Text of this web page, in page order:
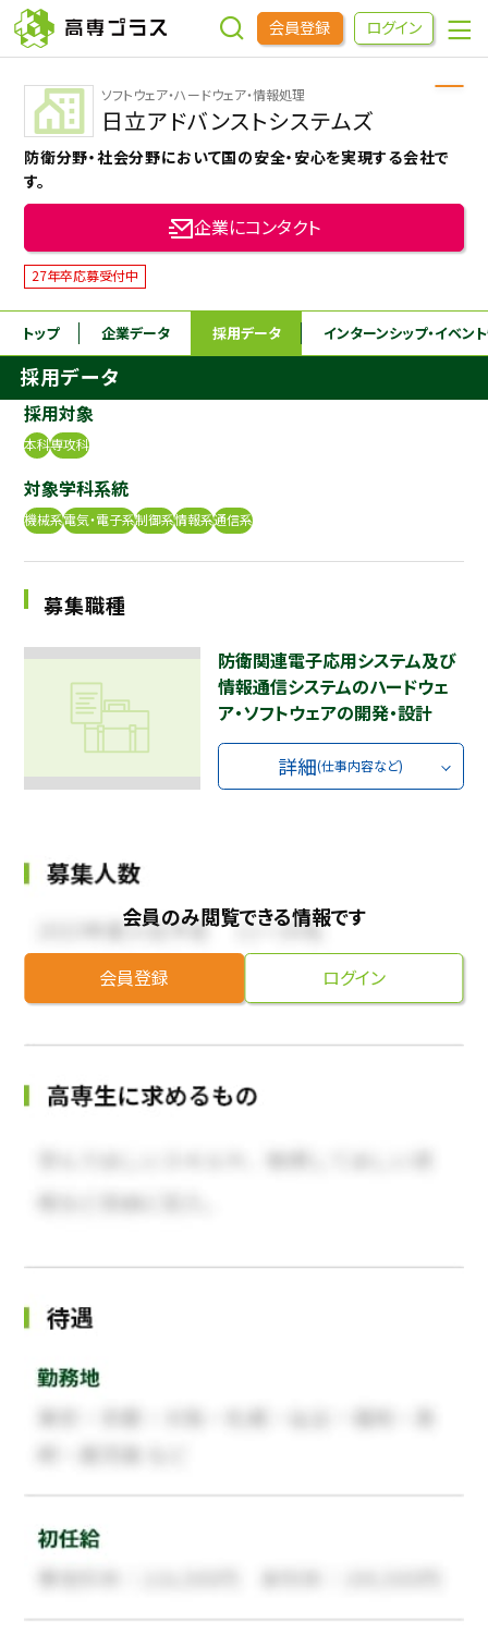
会員登録 ログイン
企業をさがす
インターンシップ・イベントをさがす
高専OBOGをさがす
高専プラスセミナー
高専生コミュニティ
本科5年生・専攻科2年生向け
まで
ソフトウェア・ハードウェア・情報処理
日立アドバンストシステムズ
防衛分野・社会分野において国の安全・安心を実現する会社で
す。
企業にコンタクト
27年卒応募受付中
トップ 企業データ 採用データ インターンシップ・イベン
採用データ
採用対象
本科専攻科
対象学科系統
機械系電気・電子系制御系情報系通信系
募集職種
防衛関連電子応用システム及び
情報通信システムのハードウェ
ア・ソフトウェアの開発・設計
詳細(仕事内容など)
会員のみ閲覧できる情報です
会員登録 ログイン